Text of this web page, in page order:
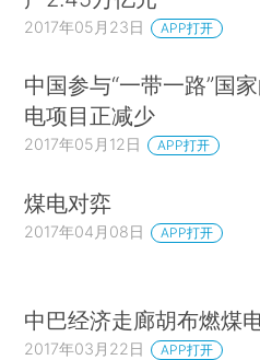
2017年05月23日 APP打开
中国参与“一带一路”国
电项目正减少
2017年05月12日 APP打开
煤电对弈
2017年04月08日 APP打开
中巴经济走廊胡布燃煤
2017年03月22日 APP打开